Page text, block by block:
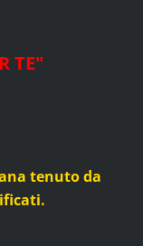
TE"
tenuto da